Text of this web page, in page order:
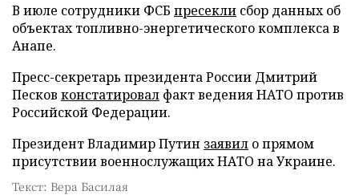
В июле сотрудники ФСБ пресекли сбор данных об
объектах топливно-энергетического комплекса в
Анапе.
Пресс-секретарь президента России Дмитрий
Песков констатировал факт ведения НАТО против
Российской Федерации.
Президент Владимир Путин заявил о прямом
присутствии военнослужащих НАТО на Украине.
Текст: Вера Басилая